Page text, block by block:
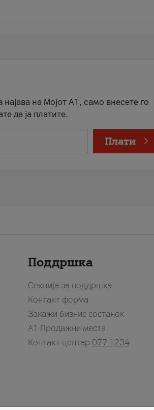
најава на Мојот А1, само внесете го
да ја платите.
Плати
Поддршка
Секција за поддршка
Контакт форма
Закажи бизнис состанок
A1 Продажни места
Контакт центар 077 1234